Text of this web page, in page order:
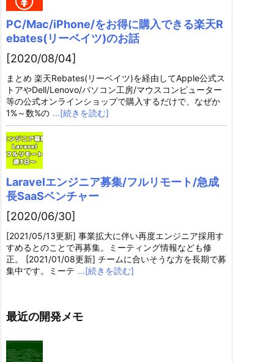
PC/Mac/iPhone/をお得に購入できる楽天R
ebates(リーベイツ)のお話
[2020/08/04]
まとめ 楽天Rebates(リーベイツ)を経由してApple公式ス
トアやDell/Lenovo/パソコン工房/マウスコンピューター
等の公式オンラインショップで購入するだけで、なぜか
1%～数%の …[続きを読む]
Laravelエンジニア募集/フルリモート/急成
長SaaSベンチャー
[2020/06/30]
[2021/05/13更新] 事業拡大に伴い再度エンジニア採用す
すめるとのことで再募集。ミーティング情報なども修
正。 [2021/01/08更新] チームに合いそうな方を長期で募
集中です。ミーテ …[続きを読む]
最近の開発メモ